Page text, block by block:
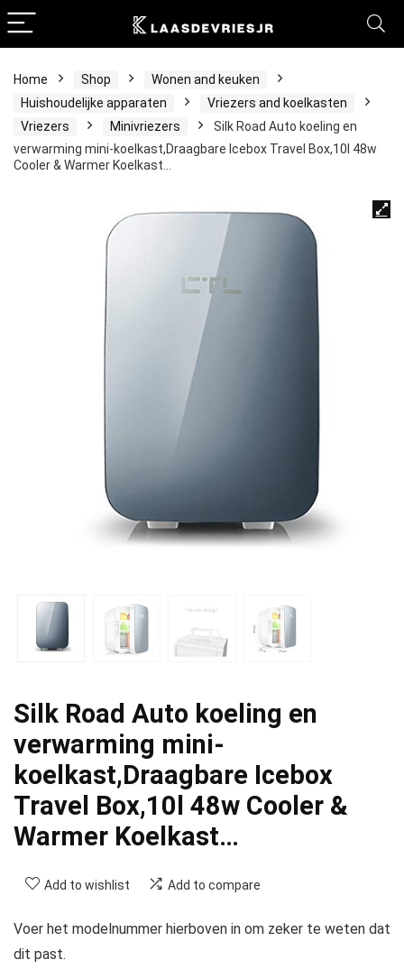
Home Shop
Wonen and keuken
Huishoudelijke apparaten
Vriezers and koelkasten
Vriezers
Minivriezers
Silk Road Auto koeling en
verwarming mini-koelkast,Draagbare Icebox Travel Box,10l 48w
Cooler & Warmer Koelkast…
Silk Road Auto koeling en
verwarming mini-
koelkast,Draagbare Icebox
Travel Box,10l 48w Cooler &
Warmer Koelkast…
Add to wishlist Add to compare
Voer het modelnummer hierboven in om zeker te weten dat
dit past.